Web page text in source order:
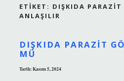
ETIKET: DIŞKIDA
ANLAŞILIR
DIŞKIDA PARAZIT
MÜ
Tarih: Kasım 5, 2024